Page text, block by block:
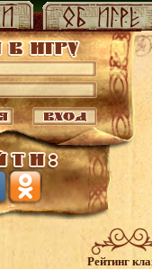
Рейтинг